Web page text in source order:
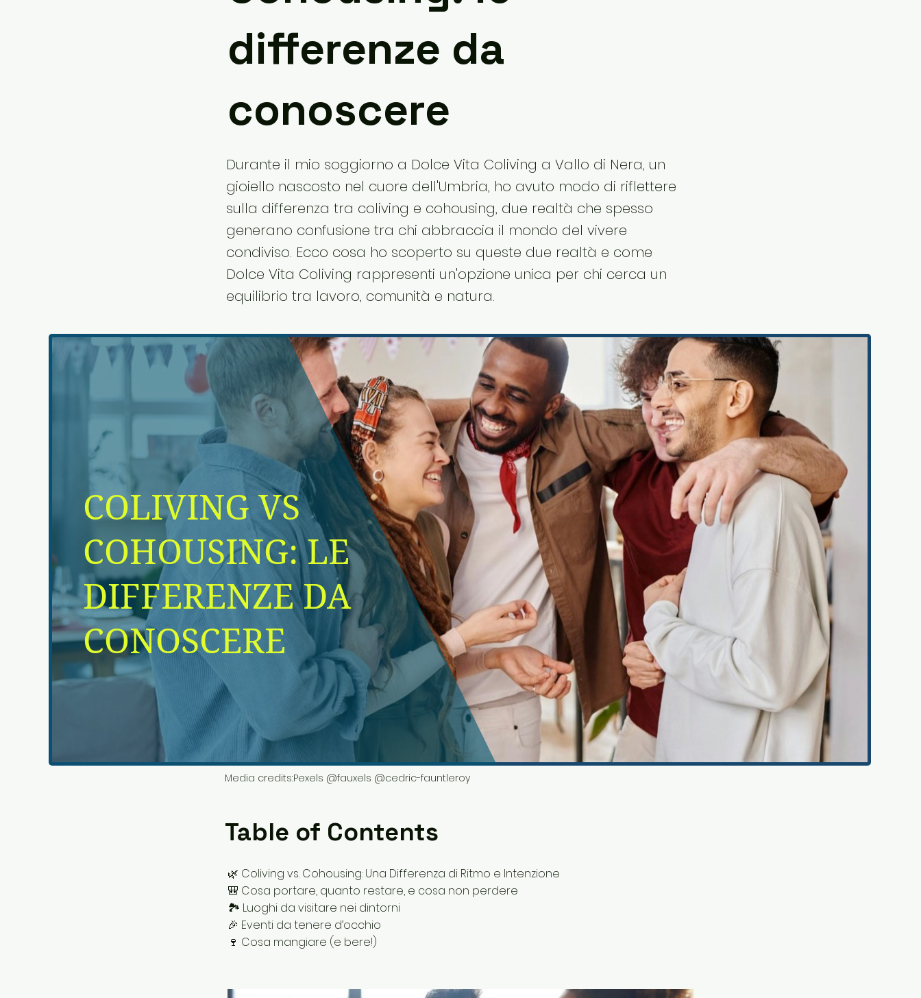
differenze da
conoscere
Durante il mio soggiorno a Dolce Vita Coliving a Vallo di Nera, un
gioiello nascosto nel cuore dell'Umbria, ho avuto modo di riflettere
sulla differenza tra coliving e cohousing, due realtà che spesso
generano confusione tra chi abbraccia il mondo del vivere
condiviso. Ecco cosa ho scoperto su queste due realtà e come
Dolce Vita Coliving rappresenti un'opzione unica per chi cerca un
equilibrio tra lavoro, comunità e natura.
Media credits:Pexels @fauxels @cedric-fauntleroy
Table of Contents
🌿 Coliving vs. Cohousing: Una Differenza di Ritmo e Intenzione
🎒 Cosa portare, quanto restare, e cosa non perdere
🏞️ Luoghi da visitare nei dintorni
🎉 Eventi da tenere d’occhio
🍷 Cosa mangiare (e bere!)